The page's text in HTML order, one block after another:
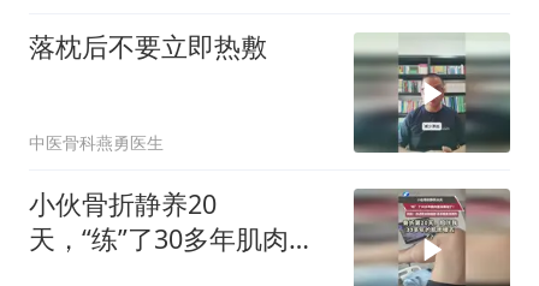
落枕后不要立即热敷
中医骨科燕勇医生
小伙骨折静养20
天，“练”了30多年肌肉直